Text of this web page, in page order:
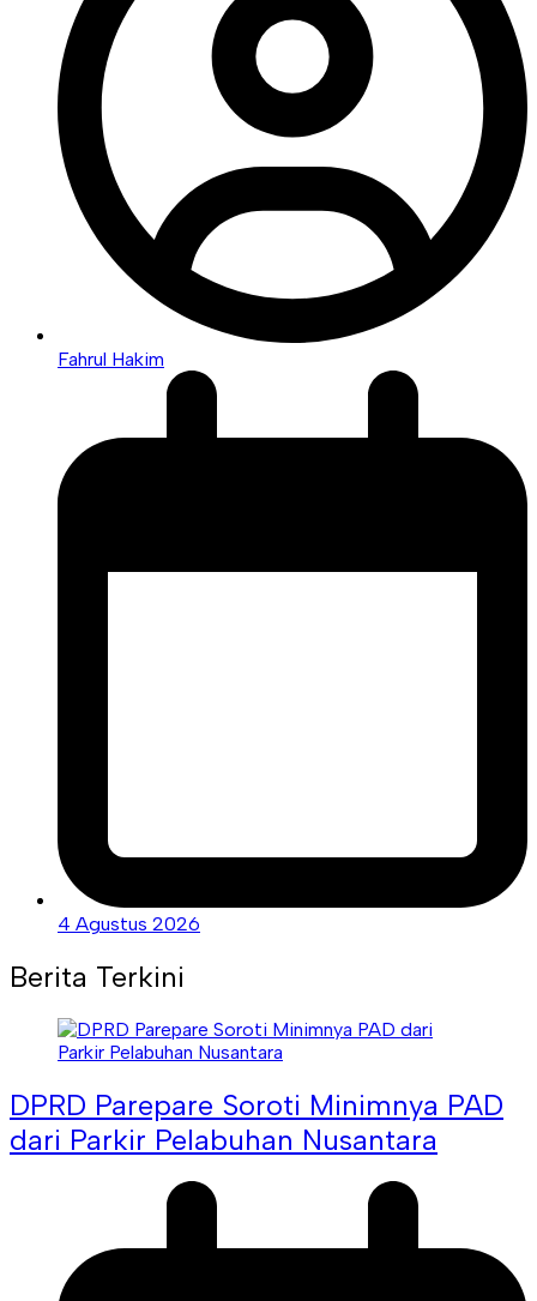
Fahrul Hakim
4 Agustus 2026
Berita Terkini
DPRD Parepare Soroti Minimnya PAD
dari Parkir Pelabuhan Nusantara